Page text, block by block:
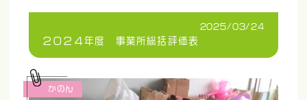
2025/03/24
２０２４年度 事業所総括評価表
かのん